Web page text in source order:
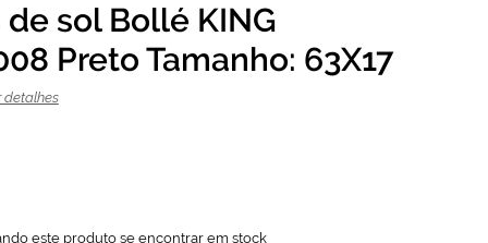
130,87 €
€
sol Bollé KING
Preto Tamanho: 63X17
detalhes
este produto se encontrar em stock